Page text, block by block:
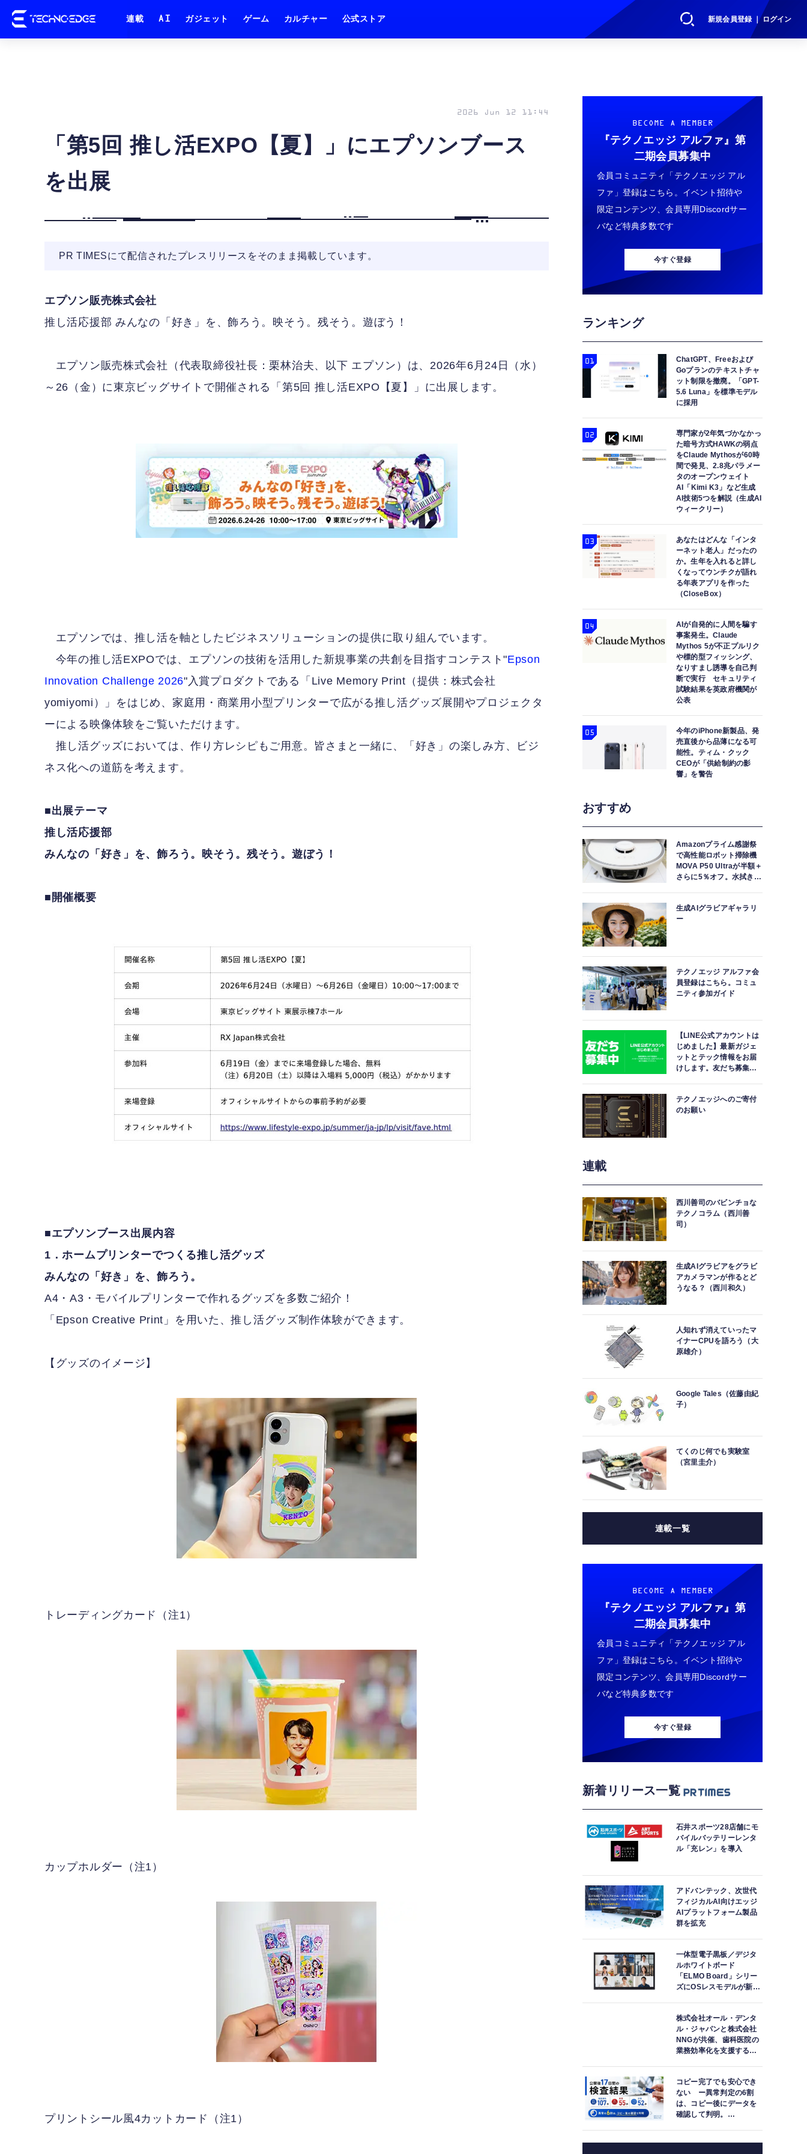
新規会員登録 ｜ ログイン
連載 AI ガジェット ゲーム カルチャー 公式ストア
「第5回 推し活EXPO【夏】」にエプソンブース
を出展
2026 Jun 12 11:44
PR TIMESにて配信されたプレスリリースをそのまま掲載しています。
エプソン販売株式会社
推し活応援部 みんなの「好き」を、飾ろう。映そう。残そう。遊ぼう！
エプソン販売株式会社（代表取締役社長：栗林治夫、以下 エプソン）は、2026年6月24日（水）
～26（金）に東京ビッグサイトで開催される「第5回 推し活EXPO【夏】」に出展します。
エプソンでは、推し活を軸としたビジネスソリューションの提供に取り組んでいます。
今年の推し活EXPOでは、エプソンの技術を活用した新規事業の共創を目指すコンテスト"Epson
Innovation Challenge 2026"入賞プロダクトである「Live Memory Print（提供：株式会社
yomiyomi）」をはじめ、家庭用・商業用小型プリンターで広がる推し活グッズ展開やプロジェクタ
ーによる映像体験をご覧いただけます。
推し活グッズにおいては、作り方レシピもご用意。皆さまと一緒に、「好き」の楽しみ方、ビジ
ネス化への道筋を考えます。
■出展テーマ
推し活応援部
みんなの「好き」を、飾ろう。映そう。残そう。遊ぼう！
■開催概要
■エプソンブース出展内容
1．ホームプリンターでつくる推し活グッズ
みんなの「好き」を、飾ろう。
A4・A3・モバイルプリンターで作れるグッズを多数ご紹介！
「Epson Creative Print」を用いた、推し活グッズ制作体験ができます。
【グッズのイメージ】
トレーディングカード（注1）
カップホルダー（注1）
プリントシール風4カットカード（注1）
BECOME A MEMBER
『テクノエッジ アルファ』 第
二期会員募集中
会員コミュニティ「テクノエッジ アル
ファ」登録はこちら。イベント招待や
限定コンテンツ、会員専用Discordサー
バなど特典多数です
今すぐ登録
ランキング
ChatGPT、Freeおよび
Goプランのテキストチャ
ット制限を撤廃。「GPT-
5.6 Luna」を標準モデル
に採用
専門家が2年気づかなかっ
た暗号方式HAWKの弱点
をClaude Mythosが60時
間で発見、2.8兆パラメー
タのオープンウェイト
AI「Kimi K3」など生成
AI技術5つを解説（生成AI
ウィークリー）
あなたはどんな「インタ
ーネット老人」だったの
か。生年を入れると詳し
くなってウンチクが語れ
る年表アプリを作った
（CloseBox）
AIが自発的に人間を騙す
事案発生。Claude
Mythos 5が不正プルリク
や標的型フィッシング、
なりすまし誘導を自己判
断で実行 セキュリティ
試験結果を英政府機関が
公表
今年のiPhone新製品、発
売直後から品薄になる可
能性。ティム・クック
CEOが「供給制約の影
響」を警告
おすすめ
Amazonプライム感謝祭
で高性能ロボット掃除機
MOVA P50 Ultraが半額＋
さらに5％オフ。水拭きモ
生成AIグラビアギャラリ
ー
テクノエッジ アルファ会
員登録はこちら。コミュ
ニティ参加ガイド
【LINE公式アカウントは
じめました】最新ガジェ
ットとテック情報をお届
けします。友だち募集
テクノエッジへのご寄付
のお願い
連載
西川善司のバビンチョな
テクノコラム（西川善
司）
生成AIグラビアをグラビ
アカメラマンが作るとど
うなる？（西川和久）
人知れず消えていったマ
イナーCPUを語ろう（大
原雄介）
Google Tales（佐藤由紀
子）
てくのじ何でも実験室
（宮里圭介）
連載一覧
BECOME A MEMBER
『テクノエッジ アルファ』 第
二期会員募集中
会員コミュニティ「テクノエッジ アル
ファ」登録はこちら。イベント招待や
限定コンテンツ、会員専用Discordサー
バなど特典多数です
今すぐ登録
新着リリース一覧
石井スポーツ28店舗にモ
バイルバッテリーレンタ
ル「充レン」を導入
アドバンテック、次世代
フィジカルAI向けエッジ
AIプラットフォーム製品
群を拡充
一体型電子黒板／デジタ
ルホワイトボード
「ELMO Board」シリー
ズにOSレスモデルが新登
株式会社オール・デンタ
ル・ジャパンと株式会社
NNGが共催、歯科医院の
業務効率化を支援する院
紹介
コピー完了でも安心でき
ない ー異常判定の6割
は、コピー後にデータを
確認して判明。